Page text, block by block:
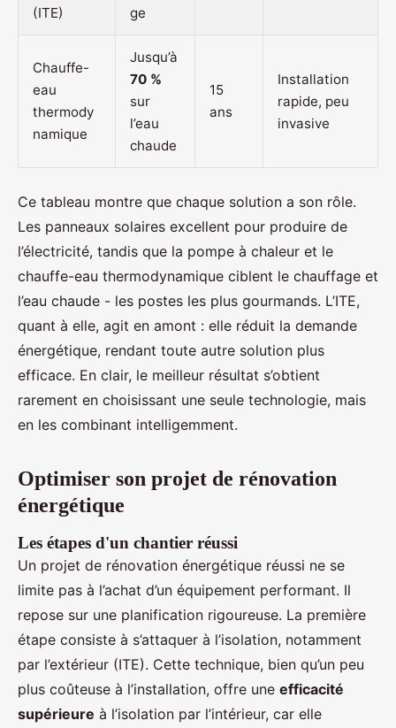
(ITE)
ge
Chauffe-
eau
thermody
namique
Jusqu’à
70 %
sur
l’eau
chaude
15
ans
Installation
rapide, peu
invasive
Ce tableau montre que chaque solution a son rôle.
Les panneaux solaires excellent pour produire de
l’électricité, tandis que la pompe à chaleur et le
chauffe-eau thermodynamique ciblent le chauffage et
l’eau chaude - les postes les plus gourmands. L’ITE,
quant à elle, agit en amont : elle réduit la demande
énergétique, rendant toute autre solution plus
efficace. En clair, le meilleur résultat s’obtient
rarement en choisissant une seule technologie, mais
en les combinant intelligemment.
Optimiser son projet de rénovation
énergétique
Les étapes d'un chantier réussi
Un projet de rénovation énergétique réussi ne se
limite pas à l’achat d’un équipement performant. Il
repose sur une planification rigoureuse. La première
étape consiste à s’attaquer à l’isolation, notamment
par l’extérieur (ITE). Cette technique, bien qu’un peu
plus coûteuse à l’installation, offre une efficacité
supérieure à l’isolation par l’intérieur, car elle